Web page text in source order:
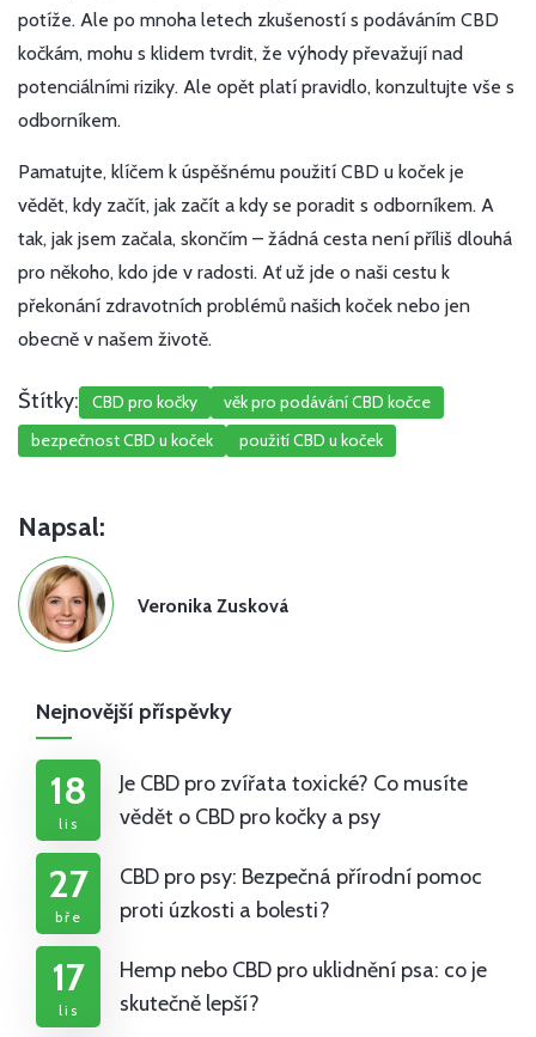
potíže. Ale po mnoha letech zkušeností s podáváním CBD
kočkám, mohu s klidem tvrdit, že výhody převažují nad
potenciálními riziky. Ale opět platí pravidlo, konzultujte vše s
odborníkem.
Pamatujte, klíčem k úspěšnému použití CBD u koček je
vědět, kdy začít, jak začít a kdy se poradit s odborníkem. A
tak, jak jsem začala, skončím – žádná cesta není příliš dlouhá
pro někoho, kdo jde v radosti. Ať už jde o naši cestu k
překonání zdravotních problémů našich koček nebo jen
obecně v našem životě.
Štítky: CBD pro kočky
věk pro podávání CBD kočce
bezpečnost CBD u koček
použití CBD u koček
Napsal:
Veronika Zusková
Nejnovější příspěvky
18
lis
Je CBD pro zvířata toxické? Co musíte
vědět o CBD pro kočky a psy
27
bře
CBD pro psy: Bezpečná přírodní pomoc
proti úzkosti a bolesti?
17
lis
Hemp nebo CBD pro uklidnění psa: co je
skutečně lepší?